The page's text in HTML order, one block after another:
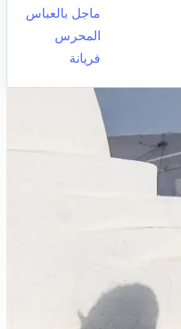
ماجل بالعباس
المحرس
فريانة